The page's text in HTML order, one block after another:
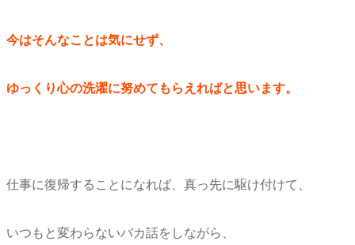
今はそんなことは気にせず、
ゆっくり心の洗濯に努めてもらえればと思います。
仕事に復帰することになれば、真っ先に駆け付けて、
いつもと変わらないバカ話をしながら、